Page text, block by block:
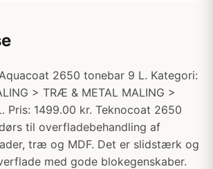
2650 tonebar 9 L. Kategori:
> TRÆ & METAL MALING >
Pris: 1499.00 kr. Teknocoat 2650
til overfladebehandling af
træ og MDF. Det er slidstærk og
med gode blokegenskaber.